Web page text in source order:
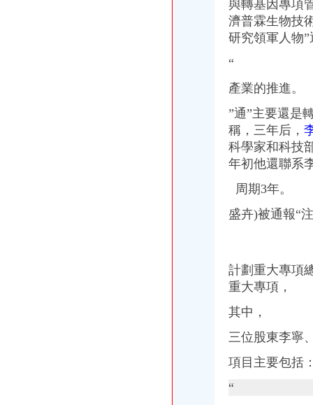
陕西省地方电力（集团）有限公司镇坪县供电分公司曾家供电所联系方
中百仓储超市有限公司重庆分公司曾家店_【信用信息_诉讼信息_财务
镇坪县永祥水力发电有限公司曾家冠石水电站_【信用信息_诉讼信息
新邵县曾家院子建筑劳务有限公司_黄页简介_地址电话-众网
德江曾家花椒种植基地_【电话地址_招聘信息_注册信息_信用信息_诉
重庆市沙坪坝区曾家综合商店百货一门市_【电话地址_招聘信息_注册
中国移动通信集团陕西有限公司镇坪分公司曾家营业厅_黄页简介_地址
中铁隧道集团有限公司曾家岩项目钢筋二次招标采购-招标询价-中铁
关于镇坪县曾家小学新建厕所等工程项目竞争磋商公告_中国招标网_
【重庆派森百贸易有限公司曾家岩分公司工商信息】-阿土伯工商信息
“世合系”掌舵者存多个身份年内曾密集注册多家公司_证券时报网
请问公司注册时曾让一家代理做帐公司做帐,后因公司注销无帐可做了
中铁隧道集团有限公司曾家岩项目波纹管、锚具询价采购-招标询价-
中冶建工有限公司四川分公司曾家坡项目外加采购招标公告-中国采
與轉基因專項
濟普霖生物技
研究領軍人物”
“
產業的推進。
”通”主要還是
稱，三年后，
科學家和科技
年初他還聯系
周期3年。
盛卉)被通報“
計劃重大專
重大專項，
其中，
三位股東李寧
項目主要包括
“